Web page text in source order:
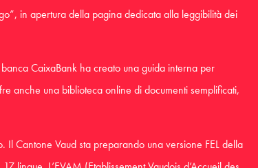
in apertura della pagina dedicata alla leggibilità dei
CaixaBank ha creato una guida interna per
anche una biblioteca online di documenti semplificati,
Cantone Vaud sta preparando una versione FEL della